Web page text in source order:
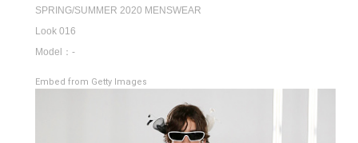
SPRING/SUMMER 2020 MENSWEAR
Look 016
Model：-
Embed from Getty Images